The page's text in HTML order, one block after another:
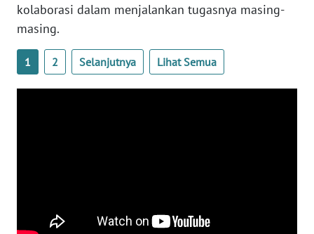
kolaborasi dalam menjalankan tugasnya masing-
masing.
1 2 Selanjutnya Lihat Semua
WN
SUMBAR
WN
WN